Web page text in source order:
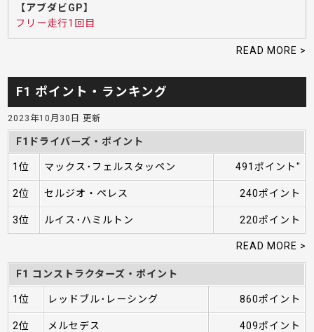
【アブダビGP】
フリー走行1回目
READ MORE >
F1 ポイント・ランキング
2023年10月30日 更新
F1ドライバーズ・ポイント
1位 マックス･フェルスタッペン 491ポイント"
2位 セルジオ・ペレス 240ポイント
3位 ルイス･ハミルトン 220ポイント
READ MORE >
F1 コンストラクターズ・ポイント
1位 レッドブル･レーシング 860ポイント
2位 メルセデス 409ポイント